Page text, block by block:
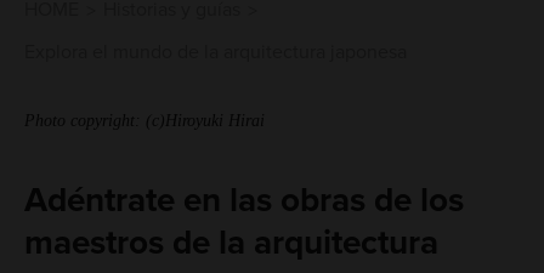
Photo copyright: (c)Hiroyuki Hirai
Adéntrate en las obras de los
maestros de la arquitectura